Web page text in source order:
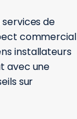
de
commercial
installateurs
avec une
sur